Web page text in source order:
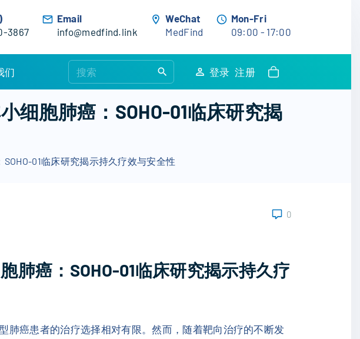
3867
Email
info@medfind.link
WeChat
MedFind
Mon-Fri
09:00 - 17:00
们
e
r
f
登录 注册
细胞肺癌：SOHO-01临床研究揭
01临床研究揭示持久疗效与安全性
0
肺癌：SOHO-01临床研究揭示持久疗
肺癌患者的治疗选择相对有限。然而，随着靶向治疗的不断发